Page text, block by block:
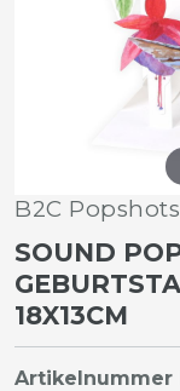
B2C
SOUND
18X13CM
Artikelnummer